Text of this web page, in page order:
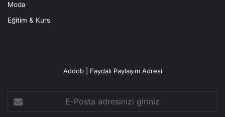
Moda
Eğitim & Kurs
Addob | Faydalı Paylaşım Adresi
Posta